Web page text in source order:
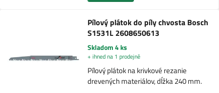
Pílový plátok do píly chvosta Bosch
S1531L 2608650613
Skladom 4 ks
+ ihned na 1 prodejně
Pílový plátok na krivkové rezanie
drevených materiálov, dĺžka 240 mm.